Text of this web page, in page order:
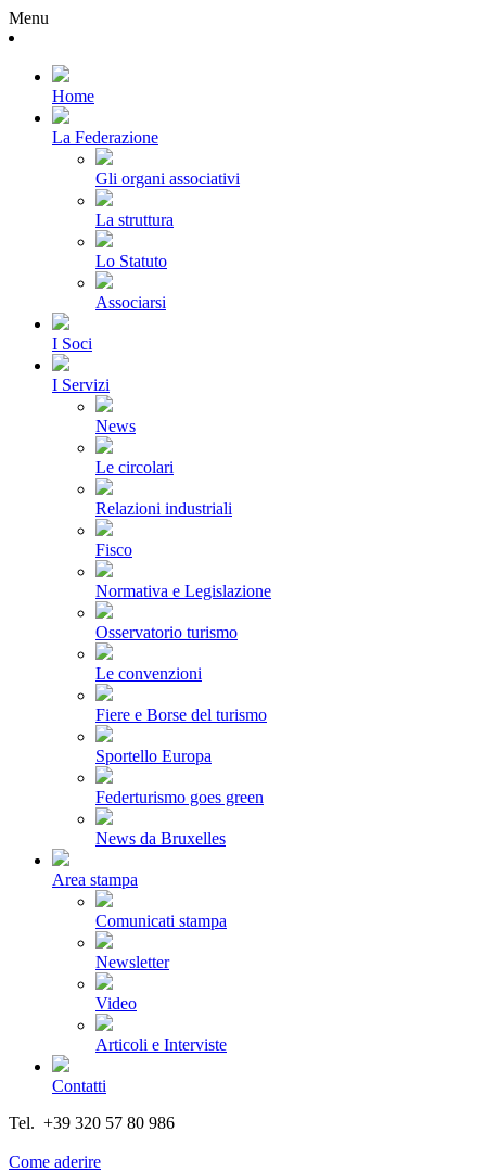
Menu
Home
La Federazione
Gli organi associativi
La struttura
Lo Statuto
Associarsi
I Soci
I Servizi
News
Le circolari
Relazioni industriali
Fisco
Normativa e Legislazione
Osservatorio turismo
Le convenzioni
Fiere e Borse del turismo
Sportello Europa
Federturismo goes green
News da Bruxelles
Area stampa
Comunicati stampa
Newsletter
Video
Articoli e Interviste
Contatti
Tel. +39 320 57 80 986
Come aderire